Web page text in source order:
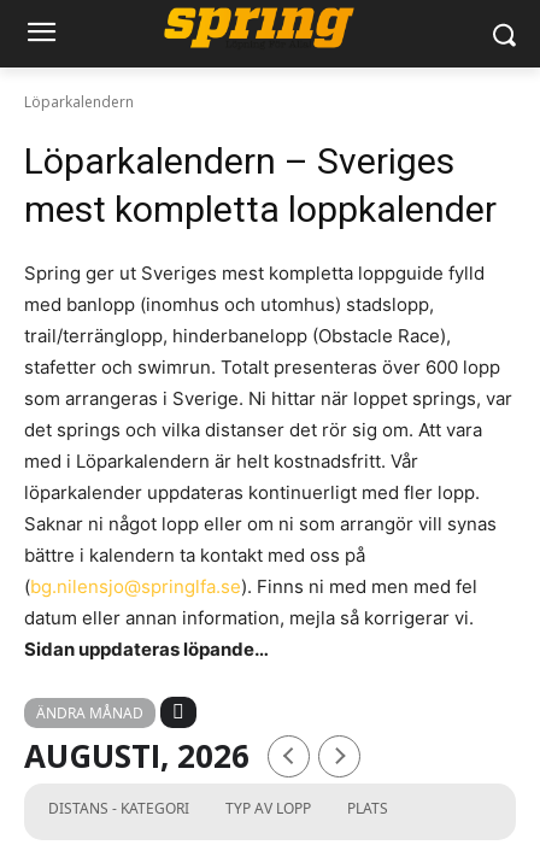
Löparkalendern
Löparkalendern – Sveriges
mest kompletta loppkalender
Spring ger ut Sveriges mest kompletta loppguide fylld
med banlopp (inomhus och utomhus) stadslopp,
trail/terränglopp, hinderbanelopp (Obstacle Race),
stafetter och swimrun. Totalt presenteras över 600 lopp
som arrangeras i Sverige. Ni hittar när loppet springs, var
det springs och vilka distanser det rör sig om. Att vara
med i Löparkalendern är helt kostnadsfritt. Vår
löparkalender uppdateras kontinuerligt med fler lopp.
Saknar ni något lopp eller om ni som arrangör vill synas
bättre i kalendern ta kontakt med oss på
(bg.nilensjo@springlfa.se). Finns ni med men med fel
datum eller annan information, mejla så korrigerar vi.
Sidan uppdateras löpande…
ÄNDRA MÅNAD
AUGUSTI, 2026
DISTANS - KATEGORI TYP AV LOPP PLATS